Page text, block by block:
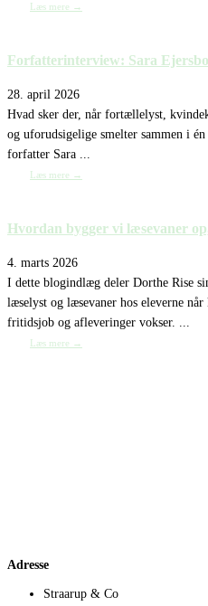
Læs mere →
Forfatterinterview: Sara Ejersbo
28. april 2026
Hvad sker der, når fortællelyst,
og uforudsigelige smelter sammen i
forfatter Sara ...
Læs mere →
Hvordan bygger vi læsevaner
4. marts 2026
I dette blogindlæg deler Dorthe Rise
læselyst og læsevaner hos eleverne
fritidsjob og afleveringer vokser. ...
Læs mere →
Adresse
Straarup & Co